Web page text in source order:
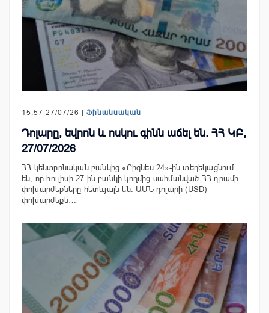
15:57 27/07/26 | Ֆինանսական
Դոլարը, եվրոն և ոսկու գինն աճել են. ՀՀ ԿԲ,
27/07/2026
ՀՀ կենտրոնական բանկից «Բիզնես 24»-ին տեղեկացնում
են, որ հուլիսի 27-ին բանկի կողմից սահմանված ՀՀ դրամի
փոխարժեքները հետևյալն են. ԱՄՆ դոլարի (USD)
փոխարժեքն…